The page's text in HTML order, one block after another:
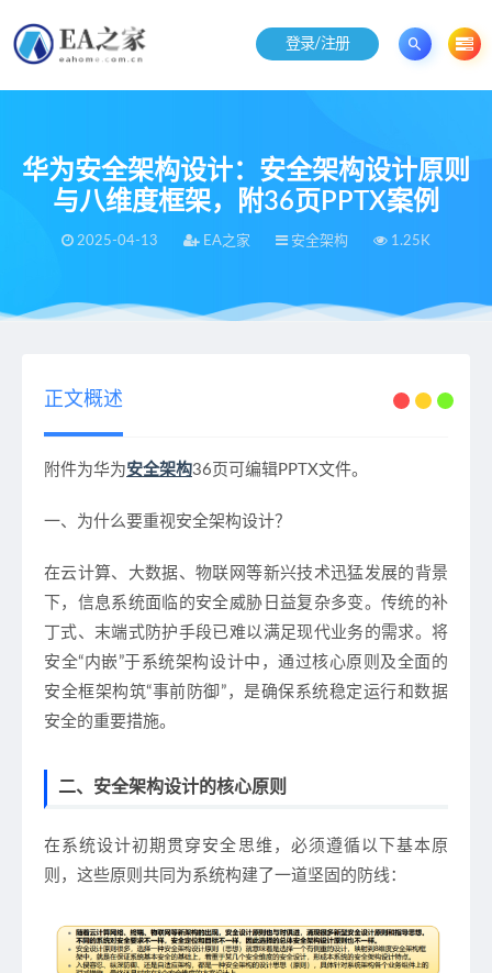
登录/注册
华为安全架构设计：安全架构设计原则
与八维度框架，附36页PPTX案例
2025-04-13 EA之家 安全架构 1.25K
当前位置：EA之家 > 安全架构 华为安全架构设计：安全架构设计原则与八维度框架，附36页PPTX案例
正文概述
附件为华为安全架构36页可编辑PPTX文件。
一、为什么要重视安全架构设计？
在云计算、大数据、物联网等新兴技术迅猛发展的背景
下，信息系统面临的安全威胁日益复杂多变。传统的补
丁式、末端式防护手段已难以满足现代业务的需求。将
安全“内嵌”于系统架构设计中，通过核心原则及全面的
安全框架构筑“事前防御”，是确保系统稳定运行和数据
安全的重要措施。
二、安全架构设计的核心原则
在系统设计初期贯穿安全思维，必须遵循以下基本原
则，这些原则共同为系统构建了一道坚固的防线：